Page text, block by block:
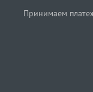
Принимаем